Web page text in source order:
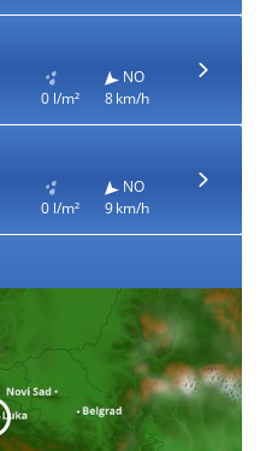
0 l/m²
NO
8 km/h
0 l/m²
NO
9 km/h